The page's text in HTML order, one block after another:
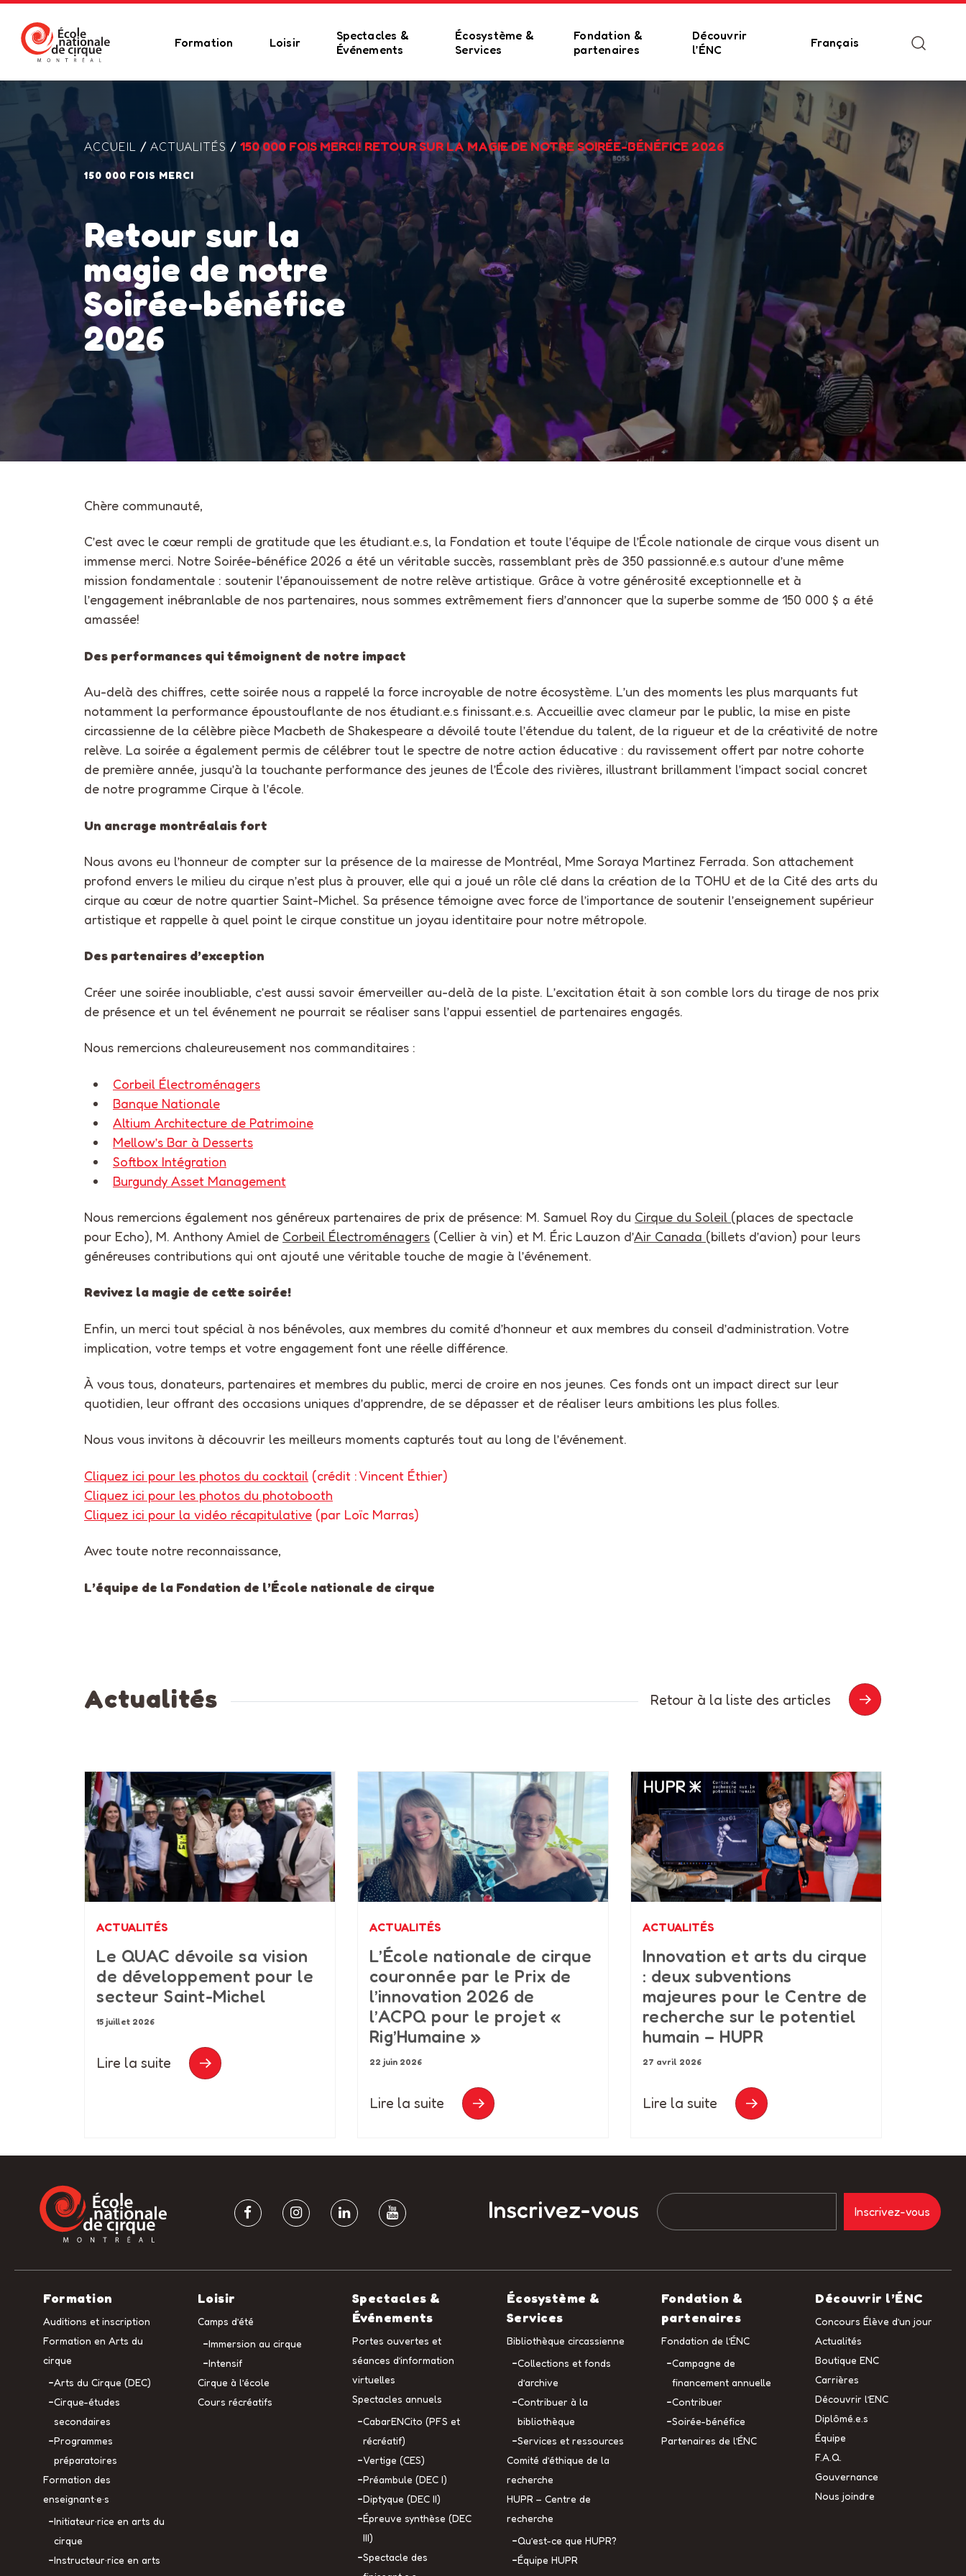
Formation Loisir
Spectacles &
Événements
Écosystème &
Services
Fondation &
partenaires
Découvrir
l’ÉNC
Français
ACCUEIL / ACTUALITÉS / 150 000 FOIS MERCI! RETOUR SUR LA MAGIE DE NOTRE SOIRÉE-BÉNÉFICE 2026
150 000 FOIS MERCI
Retour sur la
magie de notre
Soirée-bénéfice
2026
Chère communauté,
C’est avec le cœur rempli de gratitude que les étudiant.e.s, la Fondation et toute l’équipe de l’École nationale de cirque vous disent un
immense merci. Notre Soirée-bénéfice 2026 a été un véritable succès, rassemblant près de 350 passionné.e.s autour d’une même
mission fondamentale : soutenir l’épanouissement de notre relève artistique. Grâce à votre générosité exceptionnelle et à
l’engagement inébranlable de nos partenaires, nous sommes extrêmement fiers d’annoncer que la superbe somme de 150 000 $ a été
amassée!
Des performances qui témoignent de notre impact
Au-delà des chiffres, cette soirée nous a rappelé la force incroyable de notre écosystème. L’un des moments les plus marquants fut
notamment la performance époustouflante de nos étudiant.e.s finissant.e.s. Accueillie avec clameur par le public, la mise en piste
circassienne de la célèbre pièce Macbeth de Shakespeare a dévoilé toute l’étendue du talent, de la rigueur et de la créativité de notre
relève. La soirée a également permis de célébrer tout le spectre de notre action éducative : du ravissement offert par notre cohorte
de première année, jusqu’à la touchante performance des jeunes de l’École des rivières, illustrant brillamment l’impact social concret
de notre programme Cirque à l’école.
Un ancrage montréalais fort
Nous avons eu l’honneur de compter sur la présence de la mairesse de Montréal, Mme Soraya Martinez Ferrada. Son attachement
profond envers le milieu du cirque n’est plus à prouver, elle qui a joué un rôle clé dans la création de la TOHU et de la Cité des arts du
cirque au cœur de notre quartier Saint-Michel. Sa présence témoigne avec force de l’importance de soutenir l’enseignement supérieur
artistique et rappelle à quel point le cirque constitue un joyau identitaire pour notre métropole.
Des partenaires d’exception
Créer une soirée inoubliable, c’est aussi savoir émerveiller au-delà de la piste. L’excitation était à son comble lors du tirage de nos prix
de présence et un tel événement ne pourrait se réaliser sans l’appui essentiel de partenaires engagés.
Nous remercions chaleureusement nos commanditaires :
Corbeil Électroménagers
Banque Nationale
Altium Architecture de Patrimoine
Mellow’s Bar à Desserts
Softbox Intégration
Burgundy Asset Management
Nous remercions également nos généreux partenaires de prix de présence: M. Samuel Roy du Cirque du Soleil (places de spectacle
pour Echo), M. Anthony Amiel de Corbeil Électroménagers (Cellier à vin) et M. Éric Lauzon d’Air Canada (billets d’avion) pour leurs
généreuses contributions qui ont ajouté une véritable touche de magie à l’événement.
Revivez la magie de cette soirée!
Enfin, un merci tout spécial à nos bénévoles, aux membres du comité d’honneur et aux membres du conseil d’administration. Votre
implication, votre temps et votre engagement font une réelle différence.
À vous tous, donateurs, partenaires et membres du public, merci de croire en nos jeunes. Ces fonds ont un impact direct sur leur
quotidien, leur offrant des occasions uniques d’apprendre, de se dépasser et de réaliser leurs ambitions les plus folles.
Nous vous invitons à découvrir les meilleurs moments capturés tout au long de l’événement.
Cliquez ici pour les photos du cocktail (crédit : Vincent Éthier)
Cliquez ici pour les photos du photobooth
Cliquez ici pour la vidéo récapitulative (par Loïc Marras)
Avec toute notre reconnaissance,
L’équipe de la Fondation de l’École nationale de cirque
Actualités Retour à la liste des articles
ACTUALITÉS
Le QUAC dévoile sa vision
de développement pour le
secteur Saint-Michel
15 juillet 2026
Lire la suite
ACTUALITÉS
L’École nationale de cirque
couronnée par le Prix de
l’innovation 2026 de
l’ACPQ pour le projet «
Rig’Humaine »
22 juin 2026
Lire la suite
ACTUALITÉS
Innovation et arts du cirque
: deux subventions
majeures pour le Centre de
recherche sur le potentiel
humain – HUPR
27 avril 2026
Lire la suite
Inscrivez-vous
Formation
Auditions et inscription
Formation en Arts du
cirque
Arts du Cirque (DEC)
Cirque-études
secondaires
Programmes
préparatoires
Formation des
enseignant·e·s
Initiateur·rice en arts du
cirque
Instructeur·rice en arts
Loisir
Camps d’été
Immersion au cirque
Intensif
Cirque à l’école
Cours récréatifs
Spectacles &
Événements
Portes ouvertes et
séances d’information
virtuelles
Spectacles annuels
CabarENCito (PFS et
récréatif)
Vertige (CES)
Préambule (DEC I)
Diptyque (DEC II)
Épreuve synthèse (DEC
III)
Spectacle des
Écosystème &
Services
Bibliothèque circassienne
Collections et fonds
d’archive
Contribuer à la
bibliothèque
Services et ressources
Comité d’éthique de la
recherche
HUPR – Centre de
recherche
Qu’est-ce que HUPR?
Équipe HUPR
Fondation &
partenaires
Fondation de l’ÉNC
Campagne de
financement annuelle
Contribuer
Soirée-bénéfice
Partenaires de l’ÉNC
Découvrir l’ÉNC
Concours Élève d’un jour
Actualités
Boutique ENC
Carrières
Découvrir l’ENC
Diplômé.e.s
Équipe
F.A.Q.
Gouvernance
Nous joindre